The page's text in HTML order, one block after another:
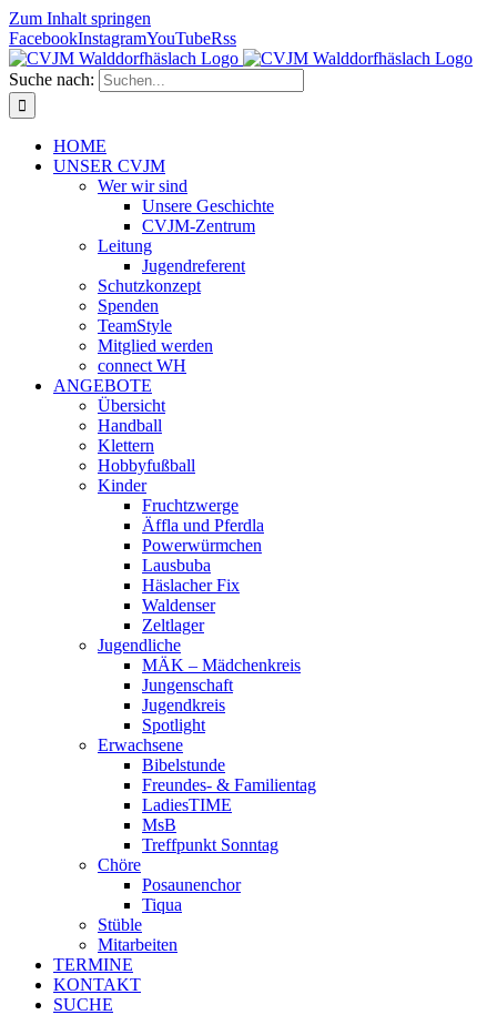
Zum Inhalt springen
FacebookInstagramYouTubeRss
Suche nach:
HOME
UNSER CVJM
Wer wir sind
Unsere Geschichte
CVJM-Zentrum
Leitung
Jugendreferent
Schutzkonzept
Spenden
TeamStyle
Mitglied werden
connect WH
ANGEBOTE
Übersicht
Handball
Klettern
Hobbyfußball
Kinder
Fruchtzwerge
Äffla und Pferdla
Powerwürmchen
Lausbuba
Häslacher Fix
Waldenser
Zeltlager
Jugendliche
MÄK – Mädchenkreis
Jungenschaft
Jugendkreis
Spotlight
Erwachsene
Bibelstunde
Freundes- & Familientag
LadiesTIME
MsB
Treffpunkt Sonntag
Chöre
Posaunenchor
Tiqua
Stüble
Mitarbeiten
TERMINE
KONTAKT
SUCHE